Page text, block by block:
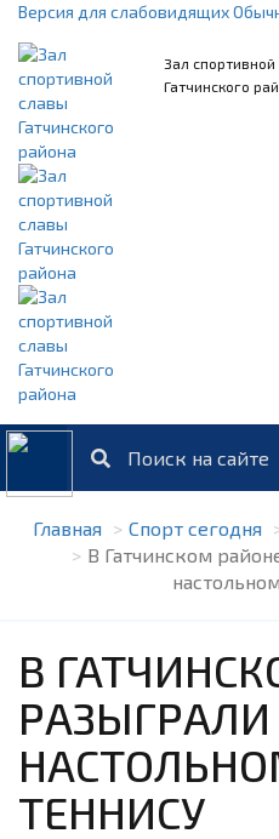
Версия для слабовидящих
Зал
Гатчинского
Главная Спорт сегодня
В Гатчинском
В
РАЗЫГРАЛИ
ТЕННИСУ